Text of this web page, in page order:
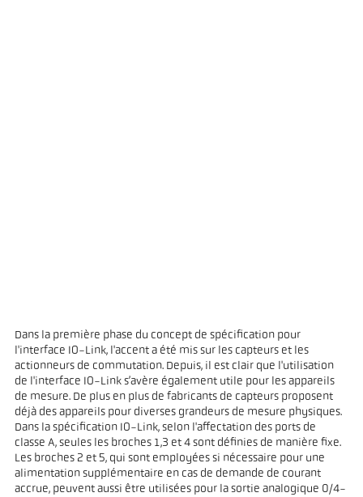
Dans la première phase du concept de spécification pour
l'interface IO-Link, l'accent a été mis sur les capteurs et les
actionneurs de commutation. Depuis, il est clair que l'utilisation
de l'interface IO-Link s’avère également utile pour les appareils
de mesure. De plus en plus de fabricants de capteurs proposent
déjà des appareils pour diverses grandeurs de mesure physiques.
Dans la spécification IO-Link, selon l'affectation des ports de
classe A, seules les broches 1,3 et 4 sont définies de manière fixe.
Les broches 2 et 5, qui sont employées si nécessaire pour une
alimentation supplémentaire en cas de demande de courant
accrue, peuvent aussi être utilisées pour la sortie analogique 0/4-